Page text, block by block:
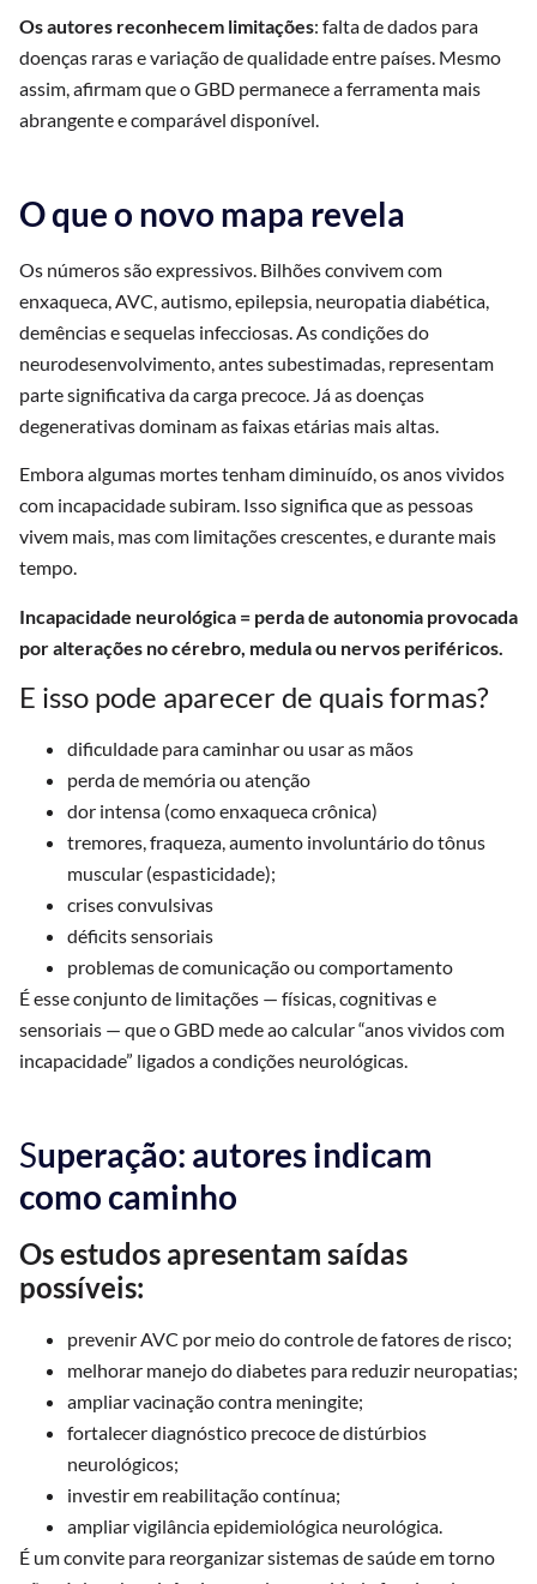
Os autores reconhecem limitações: falta de dados para
doenças raras e variação de qualidade entre países. Mesmo
assim, afirmam que o GBD permanece a ferramenta mais
abrangente e comparável disponível.
O que o novo mapa revela
Os números são expressivos. Bilhões convivem com
enxaqueca, AVC, autismo, epilepsia, neuropatia diabética,
demências e sequelas infecciosas. As condições do
neurodesenvolvimento, antes subestimadas, representam
parte significativa da carga precoce. Já as doenças
degenerativas dominam as faixas etárias mais altas.
Embora algumas mortes tenham diminuído, os anos vividos
com incapacidade subiram. Isso significa que as pessoas
vivem mais, mas com limitações crescentes, e durante mais
tempo.
Incapacidade neurológica = perda de autonomia provocada
por alterações no cérebro, medula ou nervos periféricos.
E isso pode aparecer de quais formas?
dificuldade para caminhar ou usar as mãos
perda de memória ou atenção
dor intensa (como enxaqueca crônica)
tremores, fraqueza, aumento involuntário do tônus
muscular (espasticidade);
crises convulsivas
déficits sensoriais
problemas de comunicação ou comportamento
É esse conjunto de limitações — físicas, cognitivas e
sensoriais — que o GBD mede ao calcular “anos vividos com
incapacidade” ligados a condições neurológicas.
Superação: autores indicam
como caminho
Os estudos apresentam saídas
possíveis:
prevenir AVC por meio do controle de fatores de risco;
melhorar manejo do diabetes para reduzir neuropatias;
ampliar vacinação contra meningite;
fortalecer diagnóstico precoce de distúrbios
neurológicos;
investir em reabilitação contínua;
ampliar vigilância epidemiológica neurológica.
É um convite para reorganizar sistemas de saúde em torno